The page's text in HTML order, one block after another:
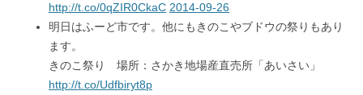
http://t.co/0qZIR0CkaC 2014-09-26
明日はふーど市です。他にもきのこやブドウの祭りもあり
ます。
きのこ祭り 場所：さかき地場産直売所「あいさい」
http://t.co/Udfbiryt8p